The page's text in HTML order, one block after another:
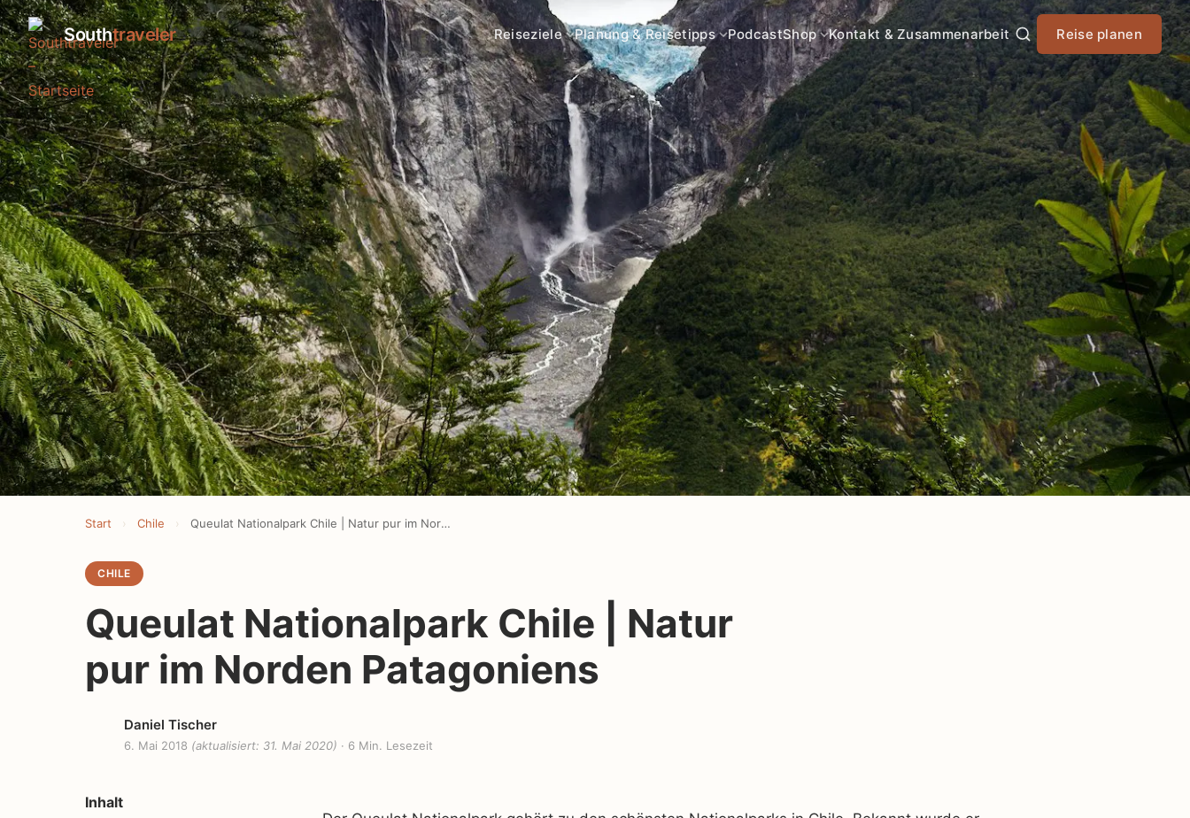
Southtraveler Reiseziele Planung & Reisetipps PodcastShop Kontakt & Zusammenarbeit Reise planen
Start › Chile › Queulat Nationalpark Chile | Natur pur im Norden Patagoniens
CHILE
Queulat Nationalpark Chile | Natur
pur im Norden Patagoniens
Daniel Tischer
6. Mai 2018 (aktualisiert: 31. Mai 2020) · 6 Min. Lesezeit
Inhalt